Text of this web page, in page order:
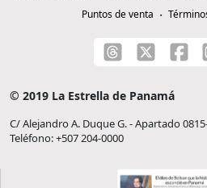
Puntos de venta
© 2019 La Estrella de Panamá
C/ Alejandro A. Duque G. - Apartado
Teléfono: +507 204-0000